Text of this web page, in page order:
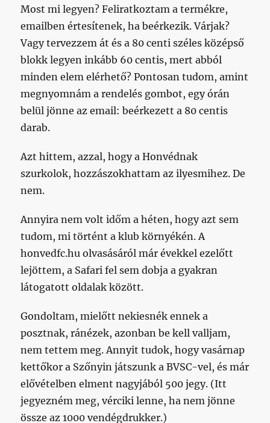
Most mi legyen? Feliratkoztam a termékre,
emailben értesítenek, ha beérkezik. Várjak?
Vagy tervezzem át és a 80 centi széles középső
blokk legyen inkább 60 centis, mert abból
minden elem elérhető? Pontosan tudom, amint
megnyomnám a rendelés gombot, egy órán
belül jönne az email: beérkezett a 80 centis
darab.
Azt hittem, azzal, hogy a Honvédnak
szurkolok, hozzászokhattam az ilyesmihez. De
nem.
Annyira nem volt időm a héten, hogy azt sem
tudom, mi történt a klub környékén. A
honvedfc.hu olvasásáról már évekkel ezelőtt
lejöttem, a Safari fel sem dobja a gyakran
látogatott oldalak között.
Gondoltam, mielőtt nekiesnék ennek a
posztnak, ránézek, azonban be kell valljam,
nem tettem meg. Annyit tudok, hogy vasárnap
kettőkor a Szőnyin játszunk a BVSC-vel, és már
elővételben elment nagyjából 500 jegy. (Itt
jegyezném meg, vérciki lenne, ha nem jönne
össze az 1000 vendégdrukker.)